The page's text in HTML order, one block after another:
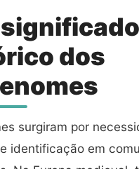
significado
dos
surgiram por
identificação em